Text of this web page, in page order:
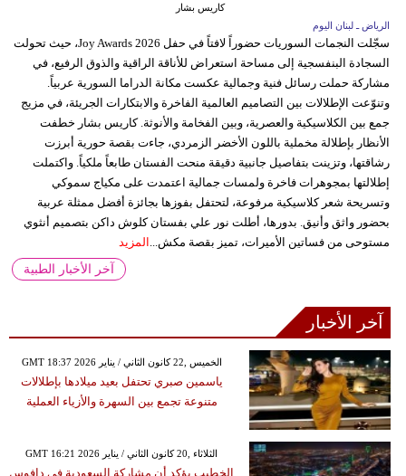
كاريس بشار
الرياض ـ لبنان اليوم
سجّلت النجمات السوريات حضوراً لافتاً في حفل Joy Awards 2026، حيث تحولت
السجادة البنفسجية إلى مساحة استعراض للأناقة الراقية والذوق الرفيع، في
مشاركة حملت رسائل فنية وجمالية عكست مكانة الدراما السورية عربياً.
وتنوّعت الإطلالات بين التصاميم العالمية الفاخرة والابتكارات الجريئة، في مزيج
جمع بين الكلاسيكية والعصرية، وبين الفخامة والأنوثة. كاريس بشار خطفت
الأنظار بإطلالة مخملية باللون الأخضر الزمردي، جاءت بقصة حورية أبرزت
رشاقتها، وتزينت بتفاصيل جانبية دقيقة منحت الفستان طابعاً ملكياً. واكتملت
إطلالتها بمجوهرات فاخرة ولمسات جمالية اعتمدت على مكياج سموكي
وتسريحة شعر كلاسيكية مرفوعة، لتحتفل بفوزها بجائزة أفضل ممثلة عربية
بحضور واثق وأنيق. بدورها، أطلت نور علي بفستان كلوش داكن بتصميم أنثوي
مستوحى من فساتين الأميرات، تميز بقصة مكش... المزيد
آخر الأخبار الطبية
آخر الأخبار
GMT 18:37 2026 الخميس ,22 كانون الثاني / يناير
ياسمين صبري تحتفل بعيد ميلادها بإطلالات
متنوعة تجمع بين السهرة والأزياء العملية
GMT 16:21 2026 الثلاثاء ,20 كانون الثاني / يناير
الخطيب يؤكد أن مشاركة السعودية في دافوس